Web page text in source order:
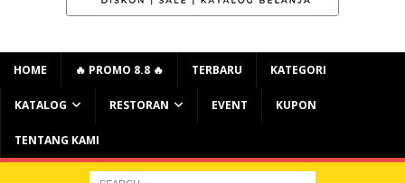
HOME 🔥 PROMO 8.8 🔥 TERBARU KATEGORI
KATALOG RESTORAN EVENT KUPON
TENTANG KAMI